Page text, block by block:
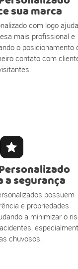
sua marca
com logo
mais profissional e
o posicionamento
contato com
a segurança
possuem
e propriedades
a minimizar o
chuvosos.